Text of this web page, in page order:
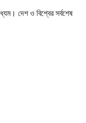
দেশ ও বিশ্বের সর্বশেষ